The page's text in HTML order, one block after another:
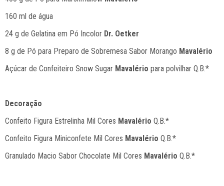
160 ml de água
24 g de Gelatina em Pó Incolor Dr. Oetker
8 g de Pó para Preparo de Sobremesa Sabor Morango Mavalério
Açúcar de Confeiteiro Snow Sugar Mavalério para polvilhar Q.B.*
Decoração
Confeito Figura Estrelinha Mil Cores Mavalério Q.B.*
Confeito Figura Miniconfete Mil Cores Mavalério Q.B.*
Granulado Macio Sabor Chocolate Mil Cores Mavalério Q.B.*